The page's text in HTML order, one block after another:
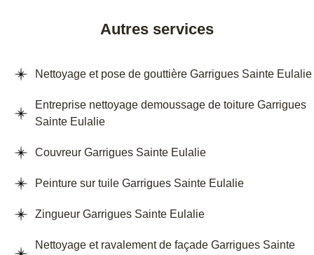
Autres services
Nettoyage et pose de gouttière Garrigues Sainte Eulalie
Entreprise nettoyage demoussage de toiture Garrigues
Sainte Eulalie
Couvreur Garrigues Sainte Eulalie
Peinture sur tuile Garrigues Sainte Eulalie
Zingueur Garrigues Sainte Eulalie
Nettoyage et ravalement de façade Garrigues Sainte